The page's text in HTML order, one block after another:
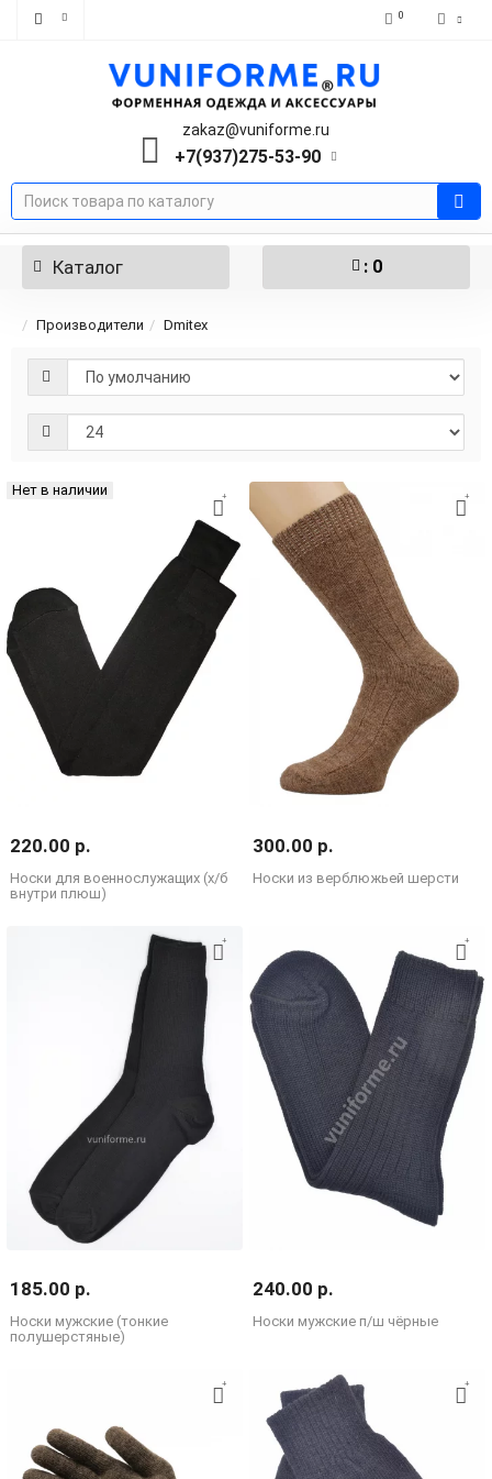
0
zakaz@vuniforme.ru
+7(937)275-53-90
Каталог : 0
Производители Dmitex
Нет в наличии
Носки для военнослужащих (х/б
внутри плюш)
220.00 р.
Носки из верблюжьей шерсти
300.00 р.
Носки мужские (тонкие
полушерстяные)
185.00 р.
Носки мужские п/ш чёрные
240.00 р.